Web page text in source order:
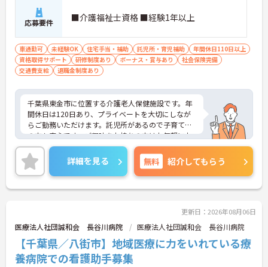
・介護スタッフと看護スタッフの比率が1対1で相談
しやすく、初任者研修や実務者研修からでも着実に
専門性を高められます
＜残業月7時間以下で身体の負担を軽減！＞
・常勤で働くスタッフの比率が90パーセント以上と
高く、急なシフト変更や無理な長時間勤務が発生し
にくい人員体制です
ため、月平均の残業時間は5時間から7時間程度とか
なり少なめに抑えられます
・夜勤明けの翌日は原則としてお休みとなるシフト
編成が組まれており、しっかりと休息を取りながら
長期的な就業が可能です
＜評価制度でキャリアアップ＞
・介護福祉士や初任者研修などの資格や実務経験、
夜勤回数がしっかりと給与に反映されるためモチベ
ーションを維持できます
・年次を問わずリーダーや主任などのマネジメント
応募要件 ■介護福祉士資格 ■経験1年以上
車通勤可 未経験OK 住宅手当・補助 託児所・育児補助
年間休日110日以上
資格取得サポート
研修制度あり ボーナス・賞与あり
社会保険完備
交通費支給
退職金制度あり
千葉県東金市に位置する介護老人保健施設です。年
間休日は120日あり、プライベートを大切にしなが
らご勤務いただけます。託児所があるので子育て中
の方も安心です。ご興味をお持ちの方はお気軽にお
問い合わせください。
詳細を見る 無料 紹介してもらう
更新日：2026年08月06日
医療法人社団誠和会 長谷川病院 医療法人社団誠和会 長谷川病院
【千葉県／八街市】地域医療に力をいれている療
養病院での看護助手募集